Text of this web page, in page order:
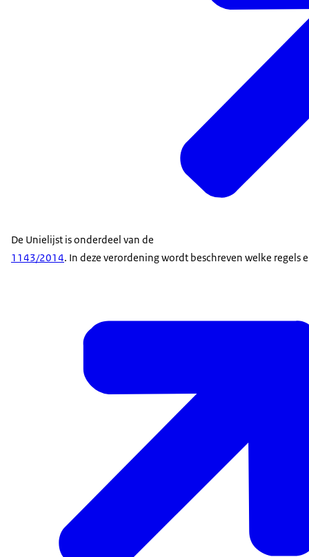
De Unielijst is onderdeel van de
1143/2014. In deze verordening wordt beschreven welke regels